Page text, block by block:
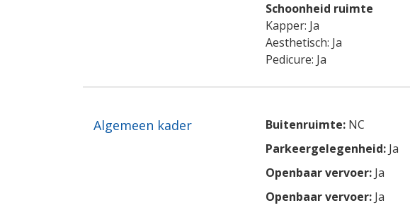
Schoonheid ruimte
Kapper: Ja
Aesthetisch: Ja
Pedicure: Ja
Algemeen kader Buitenruimte: NC
Parkeergelegenheid: Ja
Openbaar vervoer: Ja
Openbaar vervoer: Ja